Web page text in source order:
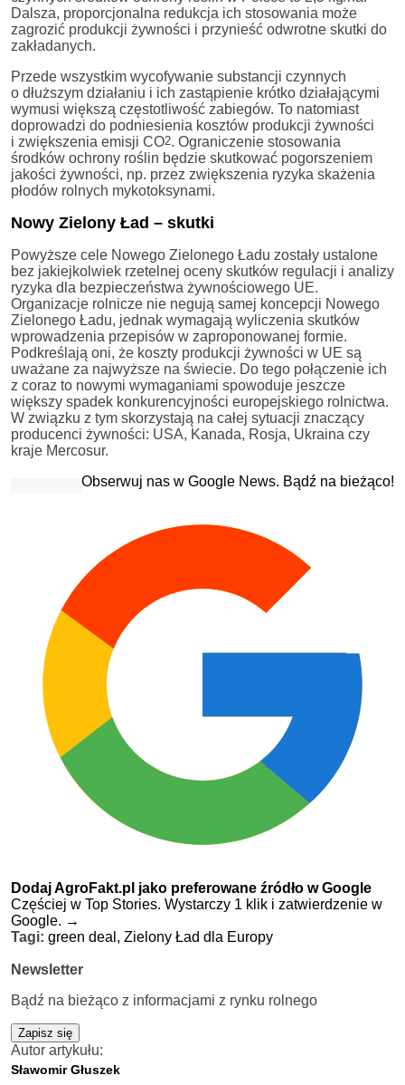
Dalsza, proporcjonalna redukcja ich stosowania może
zagrozić produkcji żywności i przynieść odwrotne skutki do
zakładanych.
Przede wszystkim wycofywanie substancji czynnych
o dłuższym działaniu i ich zastąpienie krótko działającymi
wymusi większą częstotliwość zabiegów. To natomiast
doprowadzi do podniesienia kosztów produkcji żywności
i zwiększenia emisji CO2. Ograniczenie stosowania
środków ochrony roślin będzie skutkować pogorszeniem
jakości żywności, np. przez zwiększenia ryzyka skażenia
płodów rolnych mykotoksynami.
Nowy Zielony Ład – skutki
Powyższe cele Nowego Zielonego Ładu zostały ustalone
bez jakiejkolwiek rzetelnej oceny skutków regulacji i analizy
ryzyka dla bezpieczeństwa żywnościowego UE.
Organizacje rolnicze nie negują samej koncepcji Nowego
Zielonego Ładu, jednak wymagają wyliczenia skutków
wprowadzenia przepisów w zaproponowanej formie.
Podkreślają oni, że koszty produkcji żywności w UE są
uważane za najwyższe na świecie. Do tego połączenie ich
z coraz to nowymi wymaganiami spowoduje jeszcze
większy spadek konkurencyjności europejskiego rolnictwa.
W związku z tym skorzystają na całej sytuacji znaczący
producenci żywności: USA, Kanada, Rosja, Ukraina czy
kraje Mercosur.
Obserwuj nas w Google News. Bądź na bieżąco!
Dodaj AgroFakt.pl jako preferowane źródło w Google
Częściej w Top Stories. Wystarczy 1 klik i zatwierdzenie w
Google. →
Tagi: green deal, Zielony Ład dla Europy
Newsletter
Bądź na bieżąco z informacjami z rynku rolnego
Zapisz się
Autor artykułu:
Sławomir Głuszek